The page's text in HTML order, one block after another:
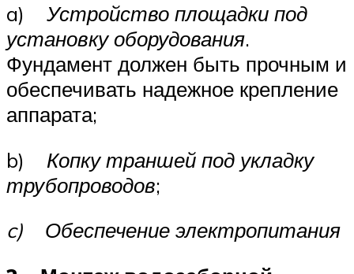
a) Устройство площадки под
установку оборудования.
Фундамент должен быть прочным и
обеспечивать надежное крепление
аппарата;
b) Копку траншей под укладку
трубопроводов;
c) Обеспечение электропитания